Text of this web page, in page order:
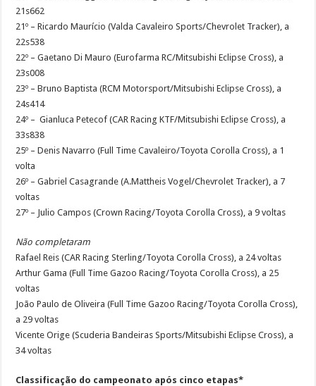
21s662
21º – Ricardo Maurício (Valda Cavaleiro Sports/Chevrolet Tracker), a
22s538
22º – Gaetano Di Mauro (Eurofarma RC/Mitsubishi Eclipse Cross), a
23s008
23º – Bruno Baptista (RCM Motorsport/Mitsubishi Eclipse Cross), a
24s414
24º – Gianluca Petecof (CAR Racing KTF/Mitsubishi Eclipse Cross), a
33s838
25º – Denis Navarro (Full Time Cavaleiro/Toyota Corolla Cross), a 1
volta
26º – Gabriel Casagrande (A.Mattheis Vogel/Chevrolet Tracker), a 7
voltas
27º – Julio Campos (Crown Racing/Toyota Corolla Cross), a 9 voltas
Não completaram
Rafael Reis (CAR Racing Sterling/Toyota Corolla Cross), a 24 voltas
Arthur Gama (Full Time Gazoo Racing/Toyota Corolla Cross), a 25
voltas
João Paulo de Oliveira (Full Time Gazoo Racing/Toyota Corolla Cross),
a 29 voltas
Vicente Orige (Scuderia Bandeiras Sports/Mitsubishi Eclipse Cross), a
34 voltas
Classificação do campeonato após cinco etapas*